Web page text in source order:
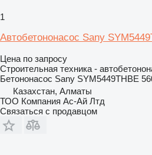
1
Автобетононасос Sany
Цена по запросу
Строительная техника -
Бетононасос Sany SYM5449THBE
Казахстан, Алматы
ТОО Компания Ас-Ай Лтд
Связаться с продавцом